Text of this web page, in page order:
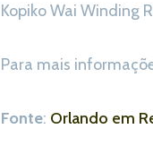
Kopiko Wai Winding
Para mais
Fonte: Orlando em